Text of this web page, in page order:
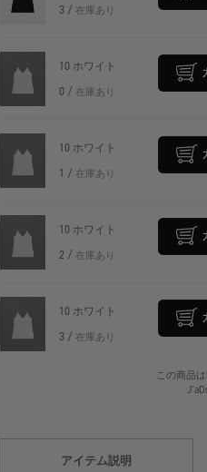
3 / 在庫あり
10 ホワイト
0 / 在庫あり
10 ホワイト
1 / 在庫あり
10 ホワイト
2 / 在庫あり
10 ホワイト
3 / 在庫あり
この商品
アイテム説明